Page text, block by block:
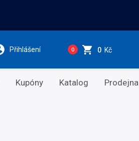
Přihlášení 0 0 Kč
Kupóny Katalog Prodejna